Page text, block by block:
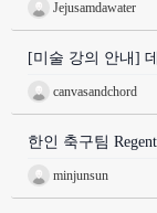
Jejusamdawater
[미술 강의 안내]
canvasandchord
한인 축구팀
minjunsun